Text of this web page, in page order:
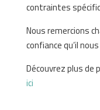
contraintes
Nous remercions
confiance qu’il
Découvrez plus de
ici